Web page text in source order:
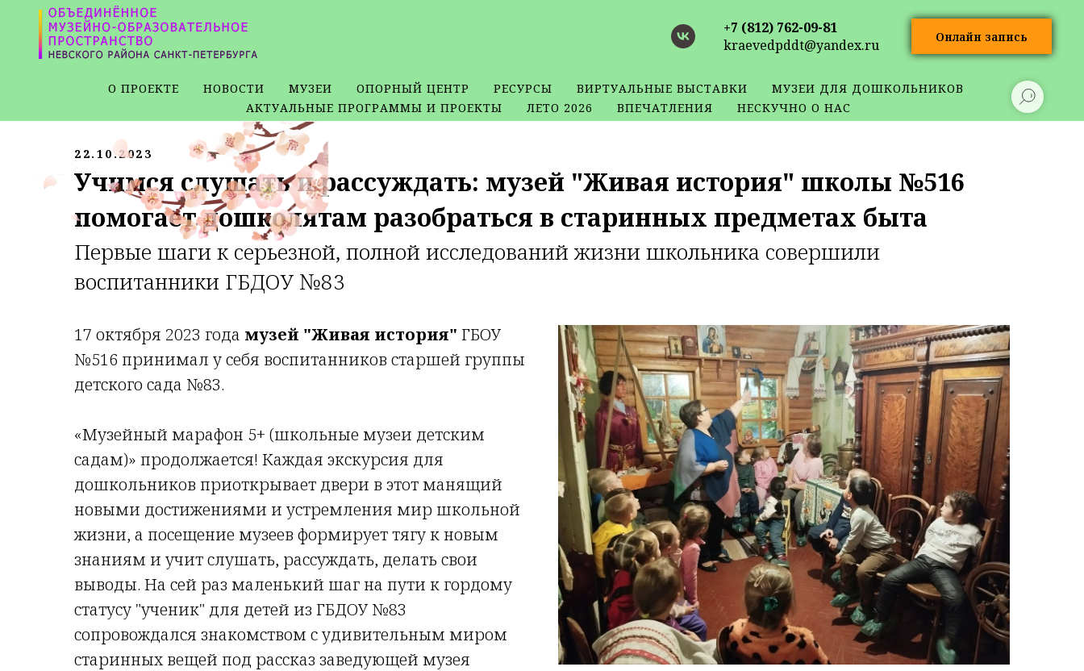
+7 (812) 762-09-81
kraevedpddt@yandex.ru
Онлайн запись
О ПРОЕКТЕ НОВОСТИ МУЗЕИ ОПОРНЫЙ ЦЕНТР РЕСУРСЫ ВИРТУАЛЬНЫЕ ВЫСТАВКИ
МУЗЕИ ДЛЯ ДОШКОЛЬНИКОВ
АКТУАЛЬНЫЕ ПРОГРАММЫ И ПРОЕКТЫ
ЛЕТО 2026 ВПЕЧАТЛЕНИЯ НЕСКУЧНО О НАС
22.10.2023
Учимся слушать и рассуждать: музей "Живая история" школы №516
помогает дошколятам разобраться в старинных предметах быта
Первые шаги к серьезной, полной исследований жизни школьника совершили
воспитанники ГБДОУ №83
17 октября 2023 года музей "Живая история" ГБОУ
№516 принимал у себя воспитанников старшей группы
детского сада №83.
«Музейный марафон 5+ (школьные музеи детским
садам)» продолжается! Каждая экскурсия для
дошкольников приоткрывает двери в этот манящий
новыми достижениями и устремления мир школьной
жизни, а посещение музеев формирует тягу к новым
знаниям и учит слушать, рассуждать, делать свои
выводы. На сей раз маленький шаг на пути к гордому
статусу "ученик" для детей из ГБДОУ №83
сопровождался знакомством с удивительным миром
старинных вещей под рассказ заведующей музея